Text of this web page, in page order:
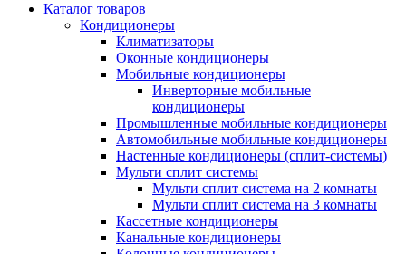
Каталог товаров
Кондиционеры
Климатизаторы
Оконные кондиционеры
Мобильные кондиционеры
Инверторные мобильные
кондиционеры
Промышленные мобильные кондиционеры
Автомобильные мобильные кондиционеры
Настенные кондиционеры (сплит-системы)
Мульти сплит системы
Мульти сплит система на 2 комнаты
Мульти сплит система на 3 комнаты
Кассетные кондиционеры
Канальные кондиционеры